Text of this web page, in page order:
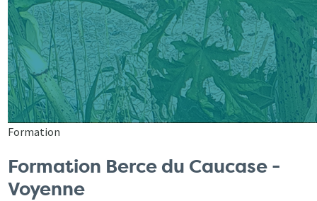
Formation
Formation Berce du Caucase -
Voyenne